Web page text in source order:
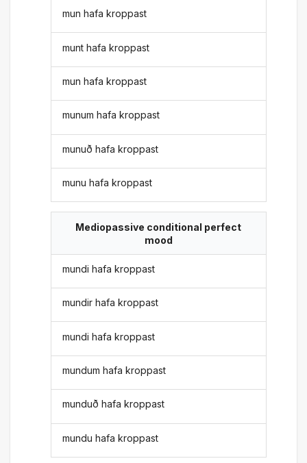
mun hafa kroppast
munt hafa kroppast
mun hafa kroppast
munum hafa kroppast
munuð hafa kroppast
munu hafa kroppast
Mediopassive conditional perfect
mood
mundi hafa kroppast
mundir hafa kroppast
mundi hafa kroppast
mundum hafa kroppast
munduð hafa kroppast
mundu hafa kroppast